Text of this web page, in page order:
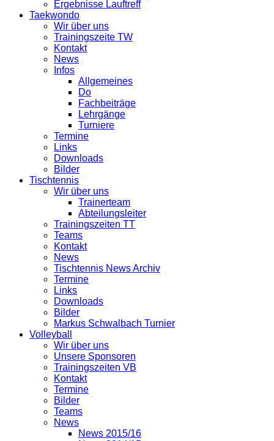
Ergebnisse Lauftreff
Taekwondo
Wir über uns
Trainingszeite TW
Kontakt
News
Infos
Allgemeines
Do
Fachbeiträge
Lehrgänge
Turniere
Termine
Links
Downloads
Bilder
Tischtennis
Wir über uns
Trainerteam
Abteilungsleiter
Trainingszeiten TT
Teams
Kontakt
News
Tischtennis News Archiv
Termine
Links
Downloads
Bilder
Markus Schwalbach Turnier
Volleyball
Wir über uns
Unsere Sponsoren
Trainingszeiten VB
Kontakt
Termine
Bilder
Teams
News
News 2015/16